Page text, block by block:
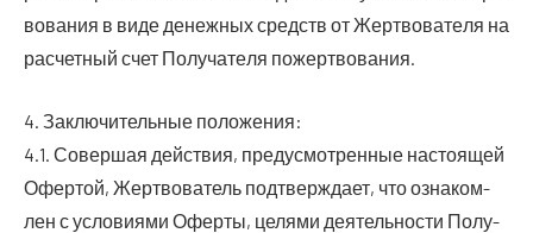
во­ва­ния в виде денеж­ных средств от Жерт­во­ва­те­ля на
рас­чет­ный счет Полу­ча­те­ля пожертвования.
4. Заклю­чи­тель­ные положения:
4.1. Совер­шая дей­ствия, преду­смот­рен­ные насто­я­щей
Офер­той, Жерт­во­ва­тель под­твер­жда­ет, что озна­ком­
лен с усло­ви­я­ми Офер­ты, целя­ми дея­тель­но­сти Полу­